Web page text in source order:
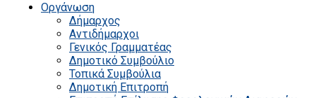
Οργάνωση
Δήμαρχος
Αντιδήμαρχοι
Γενικός Γραμματέας
Δημοτικό Συμβούλιο
Τοπικά Συμβούλια
Δημοτική Επιτροπή